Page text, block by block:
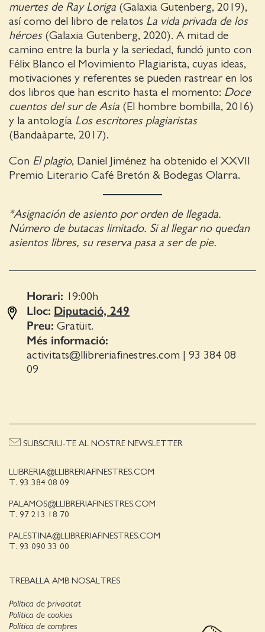
muertes de Ray Loriga (Galaxia Gutenberg, 2019),
así como del libro de relatos La vida privada de los
héroes(Galaxia Gutenberg, 2020). A mitad de
camino entre la burla y la seriedad, fundó junto con
Félix Blanco el Movimiento Plagiarista, cuyas ideas,
motivaciones y referentes se pueden rastrear en los
dos libros que han escrito hasta el momento: Doce
cuentos del sur de Asia (El hombre bombilla, 2016)
y la antología Los escritores plagiaristas
(Bandaàparte, 2017).
Con El plagio, Daniel Jiménez ha obtenido el XXVII
Premio Literario Café Bretón & Bodegas Olarra.
*Asignación de asiento por orden de llegada.
Número de butacas limitado. Si al llegar no quedan
asientos libres, su reserva pasa a ser de pie.
Horari: 19:00h
Lloc: Diputació, 249
Preu: Gratüit.
Més informació:
activitats@llibreriafinestres.com | 93 384 08
09
LLIBRERIA@LLIBRERIAFINESTRES.COM
T. 93 384 08 09
PALAMOS@LLIBRERIAFINESTRES.COM
T. 97 213 18 70
PALESTINA@LLIBRERIAFINESTRES.COM
T. 93 090 33 00
TREBALLA AMB NOSALTRES
SUBSCRIU-TE AL NOSTRE NEWSLETTER
Política de privacitat
Política de cookies
Política de compres